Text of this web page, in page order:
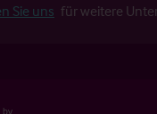
Sie uns für weitere